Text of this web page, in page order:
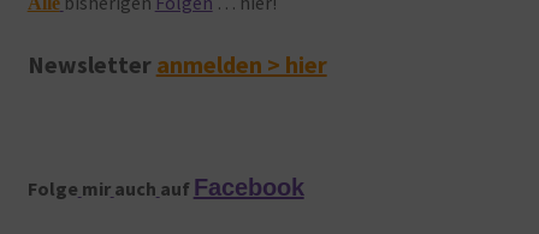
Newsletter anmelden > hier
Folge mir auch auf Facebook